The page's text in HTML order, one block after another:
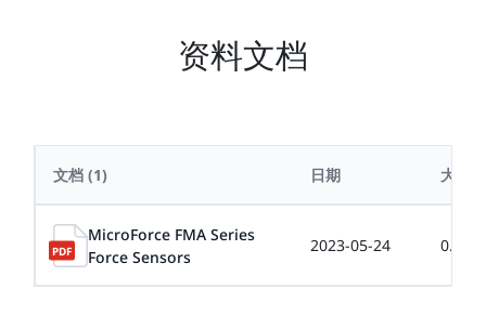
资料文档
文档 (1) 日期 大小
MicroForce FMA Series
Force Sensors
2023-05-24